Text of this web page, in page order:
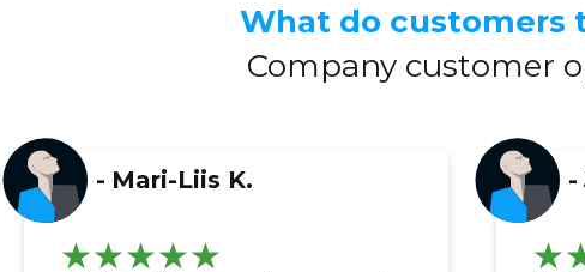
What do customers
Company customer
- Mari-Liis K. -